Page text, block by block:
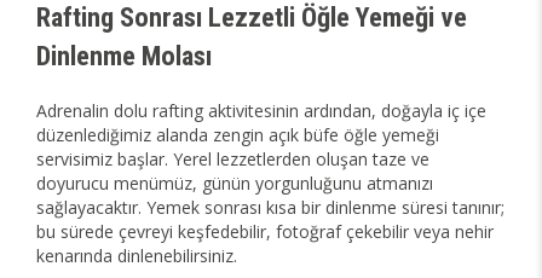
Rafting Sonrası Lezzetli Öğle Yemeği ve
Dinlenme Molası
Adrenalin dolu rafting aktivitesinin ardından, doğayla iç içe
düzenlediğimiz alanda zengin açık büfe öğle yemeği
servisimiz başlar. Yerel lezzetlerden oluşan taze ve
doyurucu menümüz, günün yorgunluğunu atmanızı
sağlayacaktır. Yemek sonrası kısa bir dinlenme süresi tanınır;
bu sürede çevreyi keşfedebilir, fotoğraf çekebilir veya nehir
kenarında dinlenebilirsiniz.